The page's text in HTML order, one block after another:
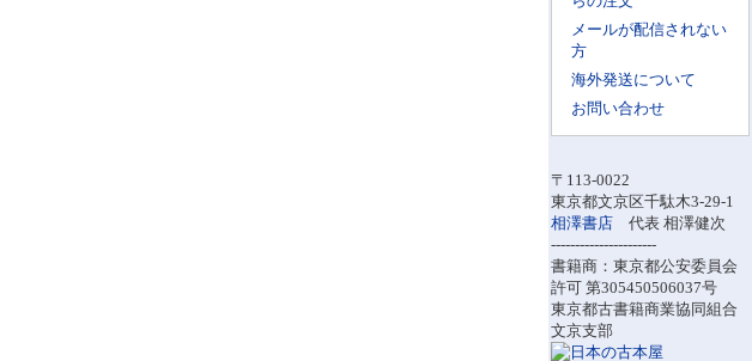
メールが配信されない
方
海外発送について
お問い合わせ
〒113-0022
東京都文京区千駄木3-29-1
相澤書店 代表 相澤健次
----------------------
書籍商：東京都公安委員会
許可 第305450506037号
東京都古書籍商業協同組合
文京支部